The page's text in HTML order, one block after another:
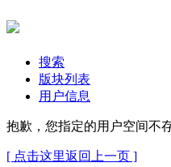
搜索
版块列表
用户信息
抱歉，您指定的用户空间不
[ 点击这里返回上一页 ]